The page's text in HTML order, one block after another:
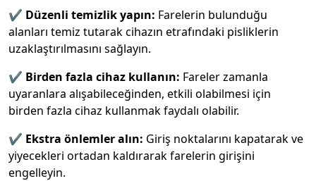
✔️ Düzenli temizlik yapın: Farelerin bulunduğu
alanları temiz tutarak cihazın etrafındaki pisliklerin
uzaklaştırılmasını sağlayın.
✔️ Birden fazla cihaz kullanın: Fareler zamanla
uyaranlara alışabileceğinden, etkili olabilmesi için
birden fazla cihaz kullanmak faydalı olabilir.
✔️ Ekstra önlemler alın: Giriş noktalarını kapatarak ve
yiyecekleri ortadan kaldırarak farelerin girişini
engelleyin.